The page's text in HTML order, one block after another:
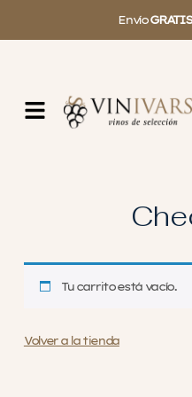
EnvíoGRATIS
Tu carrito está vacío.
Volver a la tienda